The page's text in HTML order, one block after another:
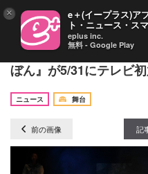
渡辺えりが古稀を迎え
ぼん』が5/31にテレビ
ニュース
舞台
前の画像 記
× e＋(イープラス)ア
ト・ニュース・ス
eplus inc.
無料 - Google Play